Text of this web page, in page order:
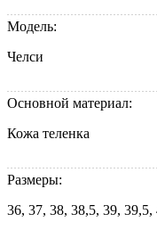
Модель:
Челси
Основной материал:
Кожа теленка
Размеры:
36, 37, 38, 38,5, 39, 39,5,